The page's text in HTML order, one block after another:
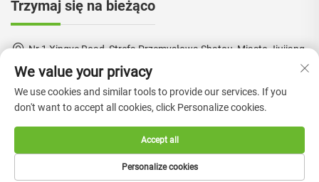
Trzymaj się na bieżąco
Nr 1 Xingye Road, Strefa Przemysłowa Shatou, Miasto Jiujiang,
+86-18924550960
[email protected]
We value your privacy
We use cookies and similar tools to provide our services. If you
don't want to accept all cookies, click Personalize cookies.
Personalize cookies
Accept all